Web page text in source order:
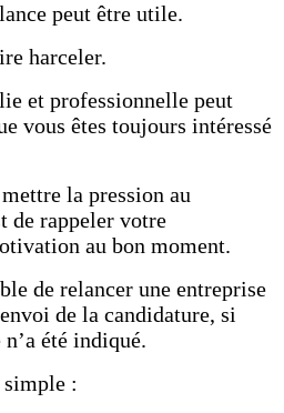
peut être utile.
harceler.
et professionnelle peut
vous êtes toujours intéressé
la pression au
de rappeler votre
au bon moment.
de relancer une entreprise
de la candidature, si
été indiqué.
simple :